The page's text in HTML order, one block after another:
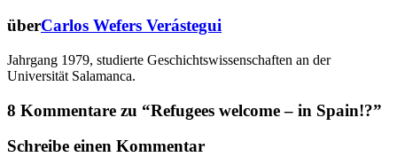
überCarlos Wefers Verástegui
Jahrgang 1979, studierte Geschichtswissenschaften an der
Universität Salamanca.
8 Kommentare zu “Refugees welcome – in Spain!?”
Schreibe einen Kommentar